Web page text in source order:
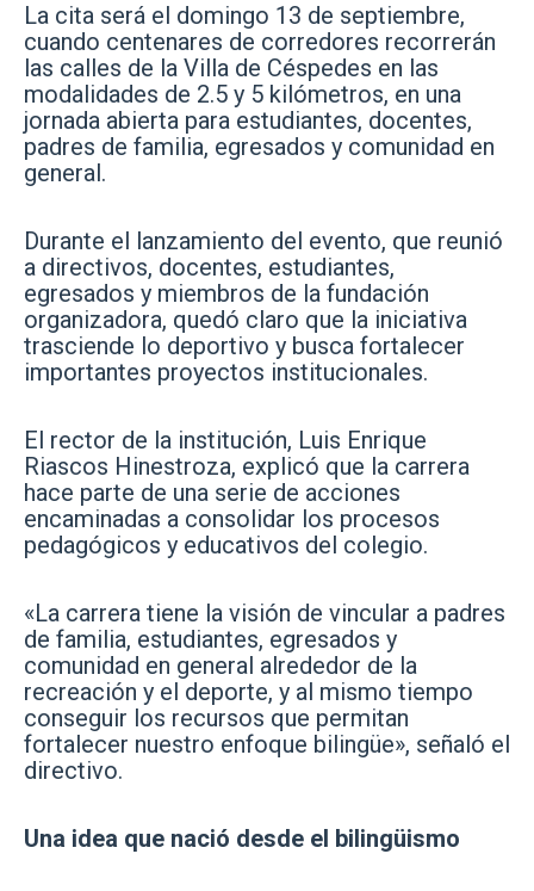
La cita será el domingo 13 de septiembre,
cuando centenares de corredores recorrerán
las calles de la Villa de Céspedes en las
modalidades de 2.5 y 5 kilómetros, en una
jornada abierta para estudiantes, docentes,
padres de familia, egresados y comunidad en
general.
Durante el lanzamiento del evento, que reunió
a directivos, docentes, estudiantes,
egresados y miembros de la fundación
organizadora, quedó claro que la iniciativa
trasciende lo deportivo y busca fortalecer
importantes proyectos institucionales.
El rector de la institución, Luis Enrique
Riascos Hinestroza, explicó que la carrera
hace parte de una serie de acciones
encaminadas a consolidar los procesos
pedagógicos y educativos del colegio.
«La carrera tiene la visión de vincular a padres
de familia, estudiantes, egresados y
comunidad en general alrededor de la
recreación y el deporte, y al mismo tiempo
conseguir los recursos que permitan
fortalecer nuestro enfoque bilingüe», señaló el
directivo.
Una idea que nació desde el bilingüismo